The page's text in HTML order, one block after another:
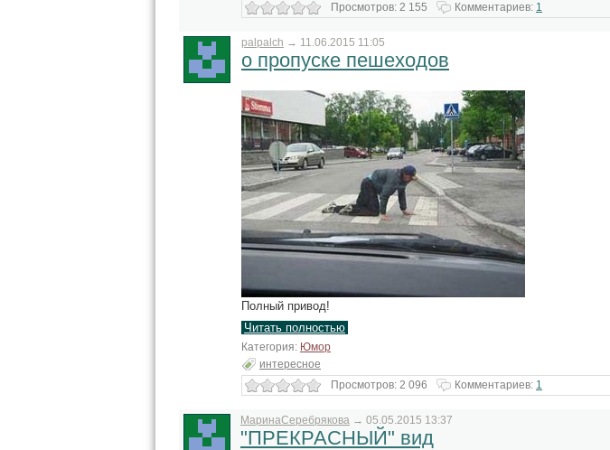
Просмотров: 2 155
Комментариев: 1
palpalch → 11.06.2015 11:05
о пропуске пешеходов
Полный привод!
Читать полностью
Категория: Юмор
интересное
Просмотров: 2 096
Комментариев: 1
МаринаСеребрякова → 05.05.2015 13:37
"ПРЕКРАСНЫЙ" вид